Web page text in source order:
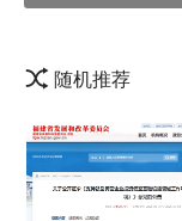
随机推荐